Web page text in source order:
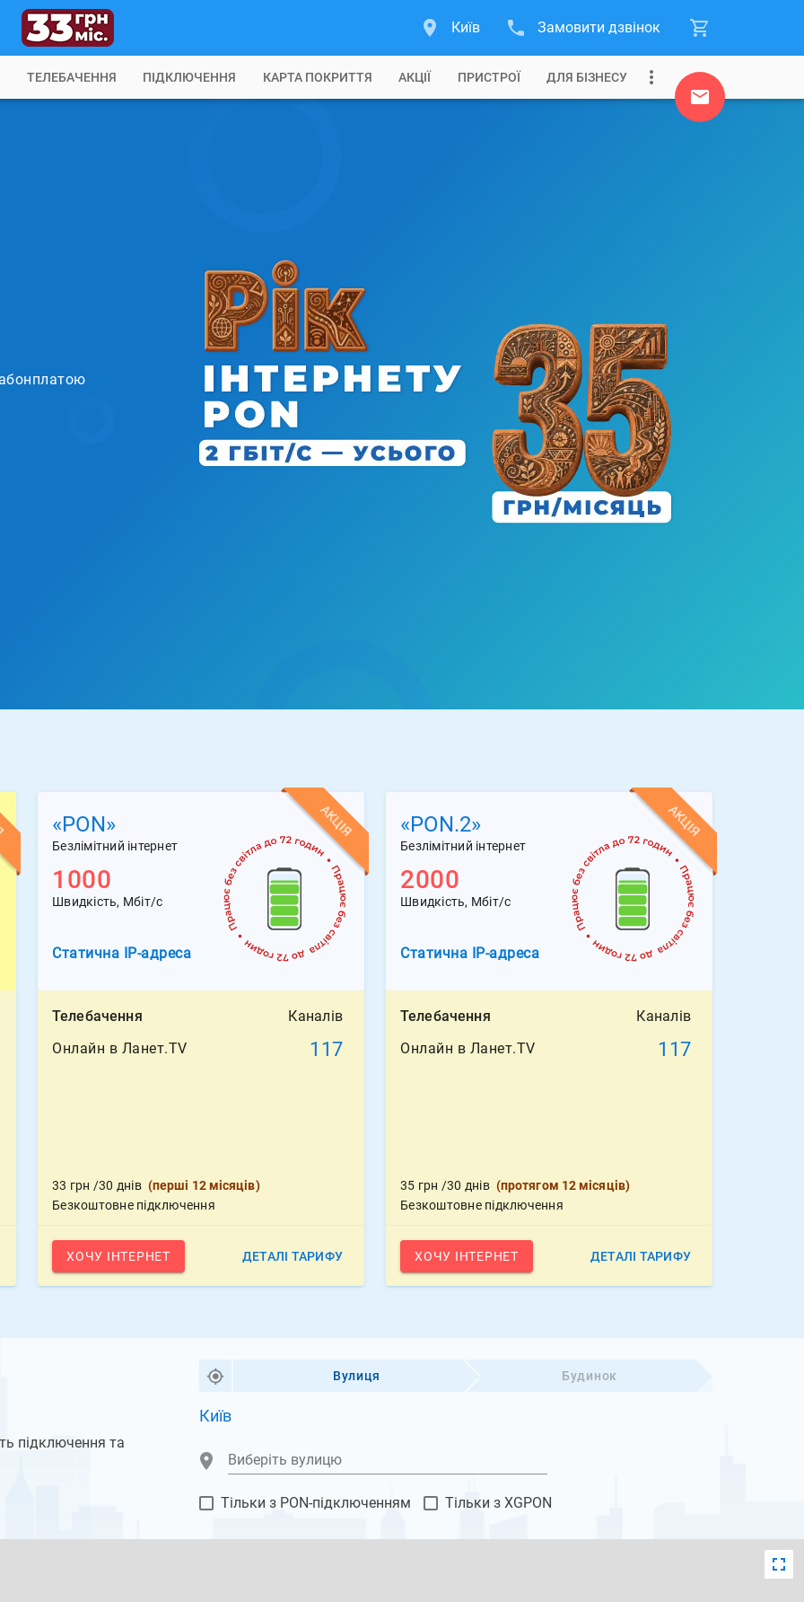
Київ Замовити дзвінок
ТЕЛЕБАЧЕННЯ ПІДКЛЮЧЕННЯ КАРТА ПОКРИТТЯ АКЦІЇ ПРИСТРОЇ ДЛЯ БІЗНЕСУ
абонплатою
АКЦІЯ
«PON»
Безлімітний інтернет
1000
Швидкість, Мбіт/с
Статична IP-адреса
Телебачення
Каналів
Онлайн в Ланет.TV
117
33 грн /30 днів (перші 12 місяців)
Безкоштовне підключення
ХОЧУ ІНТЕРНЕТ ДЕТАЛІ ТАРИФУ
АКЦІЯ
«PON.2»
Безлімітний інтернет
2000
Швидкість, Мбіт/с
Статична IP-адреса
Телебачення
Каналів
Онлайн в Ланет.TV
117
35 грн /30 днів (протягом 12 місяців)
Безкоштовне підключення
ХОЧУ ІНТЕРНЕТ ДЕТАЛІ ТАРИФУ
підключення та
Вулиця Будинок
Київ
Виберіть вулицю
Тільки з PON-підключенням Тільки з XGPON